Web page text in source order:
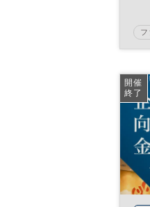
フ
開催
終了